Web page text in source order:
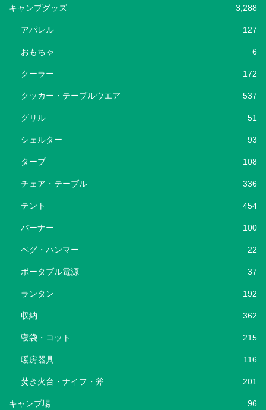
キャンプグッズ 3,288
アパレル 127
おもちゃ 6
クーラー 172
クッカー・テーブルウエア 537
グリル 51
シェルター 93
タープ 108
チェア・テーブル 336
テント 454
バーナー 100
ペグ・ハンマー 22
ポータブル電源 37
ランタン 192
収納 362
寝袋・コット 215
暖房器具 116
焚き火台・ナイフ・斧 201
キャンプ場 96